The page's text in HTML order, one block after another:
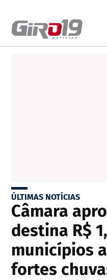
ÚLTIMAS NOTÍCIAS
Câmara
destina R$
municípios
fortes